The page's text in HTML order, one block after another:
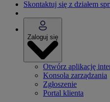
Skontaktuj się z działem
Zaloguj się
Otwórz aplikację
Konsola zarządzania
Zgłoszenie
Portal klienta